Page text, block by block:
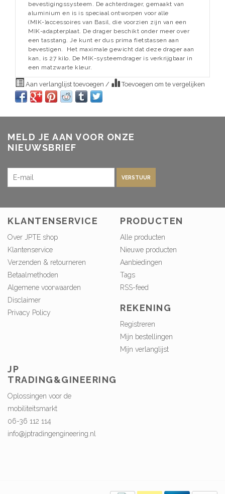
bevestigingssysteem. De achterdrager, gemaakt van
aluminium en is is speciaal ontworpen voor alle
(MIK-)accessoires van Basil, die voorzien zijn van een
MIK-adapterplaat. De drager beschikt onder meer over
een tasstang. Je kunt er dus prima fietstassen aan
bevestigen. Het maximale gewicht dat deze drager aan
kan, is 27 kilo. De MIK-systeemdrager is verkrijgbaar in
een matzwarte kleur.
Aan verlanglijst toevoegen / Toevoegen om te vergelijken
MELD JE AAN VOOR ONZE
NIEUWSBRIEF
VERSTUUR
KLANTENSERVICE
Over JPTE shop
Klantenservice
Verzenden & retourneren
Betaalmethoden
Algemene voorwaarden
Disclaimer
Privacy Policy
PRODUCTEN
Alle producten
Nieuwe producten
Aanbiedingen
Tags
RSS-feed
REKENING
Registreren
Mijn bestellingen
Mijn verlanglijst
JP
TRADING&GINEERING
Oplossingen voor de
mobiliteitsmarkt
06-36 112 114
info@jptradingengineering.nl